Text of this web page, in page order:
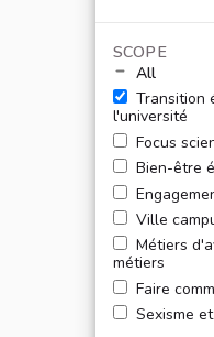
SCOPE
All
Transition
l'université
Focus
Bien-être
Ville
Métiers
métiers
Faire
Sexisme